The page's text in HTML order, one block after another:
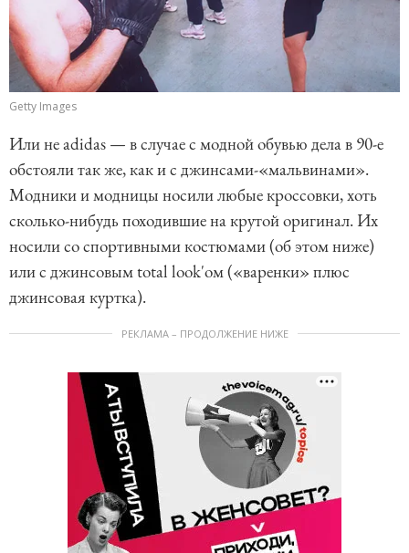
Getty Images
Или не adidas — в случае с модной обувью дела в 90-е
обстояли так же, как и с джинсами-«мальвинами».
Модники и модницы носили любые кроссовки, хоть
сколько-нибудь походившие на крутой оригинал. Их
носили со спортивными костюмами (об этом ниже)
или с джинсовым total look'ом («варенки» плюс
джинсовая куртка).
РЕКЛАМА – ПРОДОЛЖЕНИЕ НИЖЕ